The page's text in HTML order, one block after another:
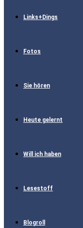
Links+Dings
Fotos
Sie hören
Heute gelernt
Will ich haben
Lesestoff
Blogroll